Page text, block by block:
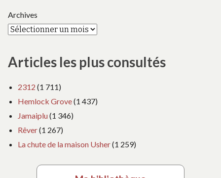
Archives
Articles les plus consultés
2312 (1 711)
Hemlock Grove(1 437)
Jamaiplu(1 346)
Rêver(1 267)
La chute de la maison Usher(1 259)